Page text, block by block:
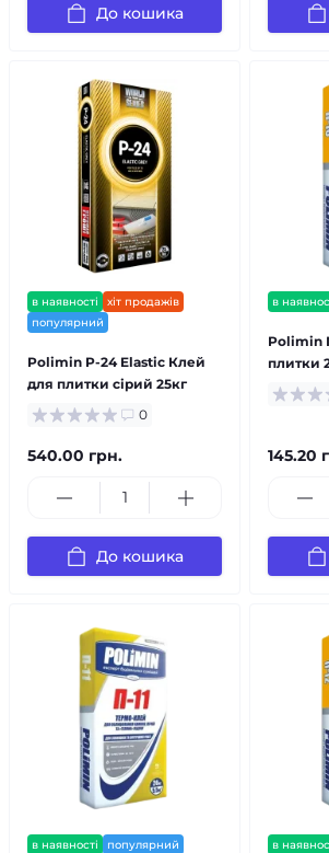
До кошика
в наявності
хіт продажів
популярний
Polimin P-24 Elastic Клей
для плитки сірий 25кг
0
540.00 грн.
До кошика
в
Polimin
плитки
145.20
в наявності популярний в